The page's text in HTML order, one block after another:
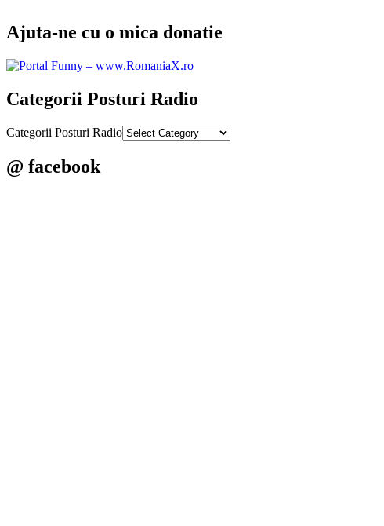
Ajuta-ne cu o mica donatie
Categorii Posturi Radio
Categorii Posturi Radio
@ facebook